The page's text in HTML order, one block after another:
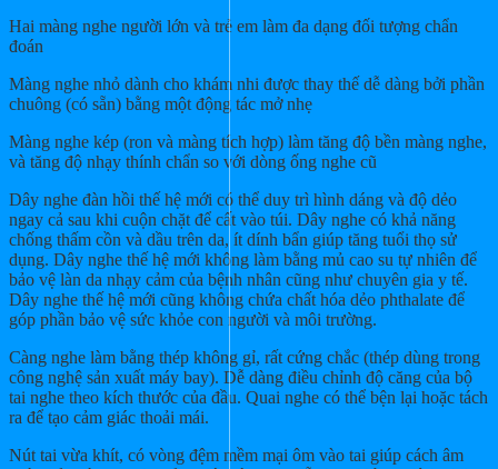
Hai màng nghe người lớn và trẻ em làm đa dạng đối tượng chẩn
đoán
Màng nghe nhỏ dành cho khám nhi được thay thế dễ dàng bởi phần
chuông (có sẵn) bằng một động tác mở nhẹ
Màng nghe kép (ron và màng tích hợp) làm tăng độ bền màng nghe,
và tăng độ nhạy thính chẩn so với dòng ống nghe cũ
Dây nghe đàn hồi thế hệ mới có thể duy trì hình dáng và độ dẻo
ngay cả sau khi cuộn chặt để cất vào túi. Dây nghe có khả năng
chống thấm cồn và dầu trên da, ít dính bẩn giúp tăng tuổi thọ sử
dụng. Dây nghe thế hệ mới không làm bằng mủ cao su tự nhiên để
bảo vệ làn da nhạy cảm của bệnh nhân cũng như chuyên gia y tế.
Dây nghe thế hệ mới cũng không chứa chất hóa dẻo phthalate để
góp phần bảo vệ sức khỏe con người và môi trường.
Càng nghe làm bằng thép không gỉ, rất cứng chắc (thép dùng trong
công nghệ sản xuất máy bay). Dễ dàng điều chỉnh độ căng của bộ
tai nghe theo kích thước của đầu. Quai nghe có thể bện lại hoặc tách
ra để tạo cảm giác thoải mái.
Nút tai vừa khít, có vòng đệm mềm mại ôm vào tai giúp cách âm